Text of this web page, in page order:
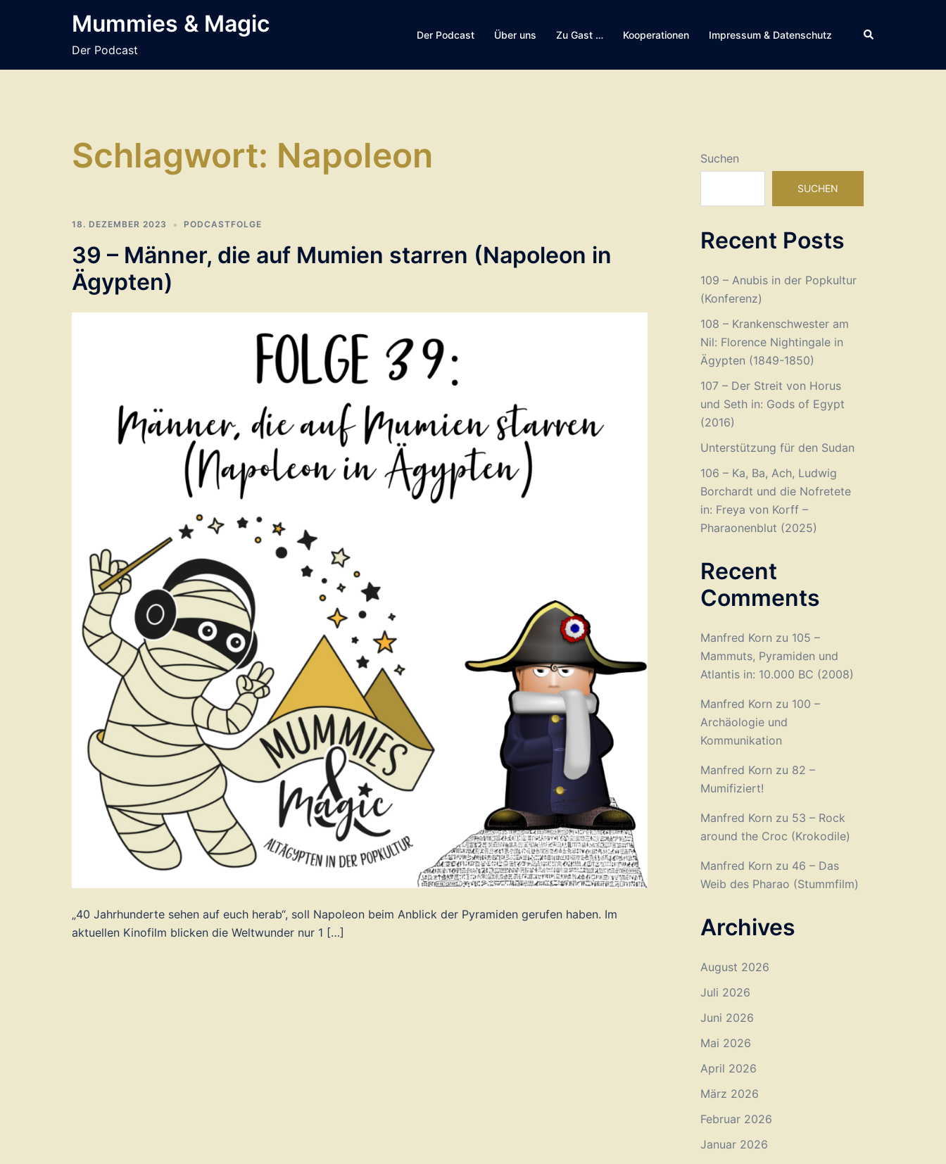
Mummies & Magic
Der Podcast
Der Podcast Über uns Zu Gast … Kooperationen Impressum & Datenschutz Suche
Schlagwort: Napoleon
18. DEZEMBER 2023 PODCASTFOLGE
39 – Männer, die auf Mumien starren (Napoleon in
Ägypten)
„40 Jahrhunderte sehen auf euch herab“, soll Napoleon beim Anblick der Pyramiden gerufen haben. Im
aktuellen Kinofilm blicken die Weltwunder nur 1 […]
Suchen
SUCHEN
Recent Posts
109 – Anubis in der Popkultur
(Konferenz)
108 – Krankenschwester am
Nil: Florence Nightingale in
Ägypten (1849-1850)
107 – Der Streit von Horus
und Seth in: Gods of Egypt
(2016)
Unterstützung für den Sudan
106 – Ka, Ba, Ach, Ludwig
Borchardt und die Nofretete
in: Freya von Korff –
Pharaonenblut (2025)
Recent
Comments
Manfred Korn zu 105 –
Mammuts, Pyramiden und
Atlantis in: 10.000 BC (2008)
Manfred Korn zu 100 –
Archäologie und
Kommunikation
Manfred Korn zu 82 –
Mumifiziert!
Manfred Korn zu 53 – Rock
around the Croc (Krokodile)
Manfred Korn zu 46 – Das
Weib des Pharao (Stummfilm)
Archives
August 2026
Juli 2026
Juni 2026
Mai 2026
April 2026
März 2026
Februar 2026
Januar 2026